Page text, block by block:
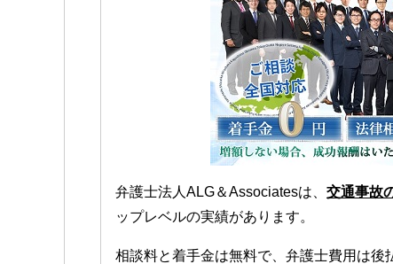
弁護士法人ALG＆Associatesは、 交通事故
ップレベルの実績があります。
相談料と着手金は無料で、弁護士費用は